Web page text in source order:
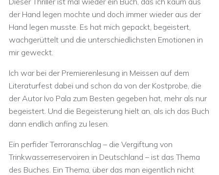
der Hand legen mochte und doch immer wieder aus der
Hand legen musste. Es hat mich gepackt, begeistert,
wachgerüttelt und die unterschiedlichsten Emotionen in
mir geweckt.
Ich war bei der Premierenlesung in Meissen auf dem
Literaturfest dabei und schon da von der Kostprobe, die
der Autor Ivo Pala zum Besten gegeben hat, mehr als nur
begeistert. Und die Begeisterung hielt an, als ich das Buch
dann endlich anfing zu lesen.
Ein perfider Terroranschlag – die Vergiftung von
Trinkwasserreservoiren in Deutschland – ist das Thema
des Buches. Ein Thema, über das man eigentlich nicht